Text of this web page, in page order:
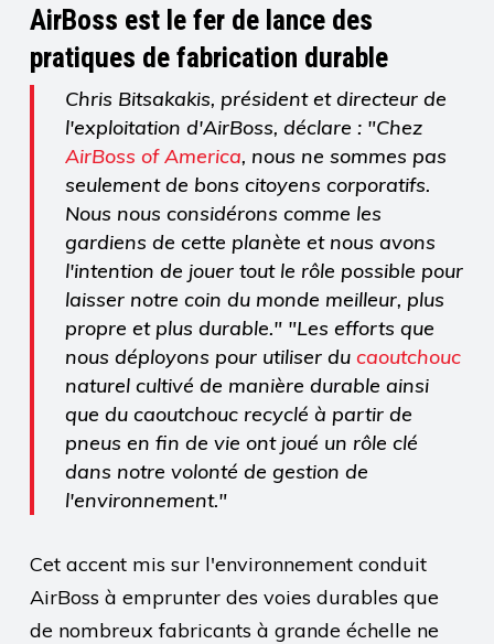
AirBoss est le fer de lance des
pratiques de fabrication durable
Chris Bitsakakis, président et directeur de
l'exploitation d'AirBoss, déclare : "Chez
AirBoss of America, nous ne sommes pas
seulement de bons citoyens corporatifs.
Nous nous considérons comme les
gardiens de cette planète et nous avons
l'intention de jouer tout le rôle possible pour
laisser notre coin du monde meilleur, plus
propre et plus durable." "Les efforts que
nous déployons pour utiliser ducaoutchouc
naturel cultivé de manière durable ainsi
que du caoutchouc recyclé à partir de
pneus en fin de vie ont joué un rôle clé
dans notre volonté de gestion de
l'environnement."
Cet accent mis sur l'environnement conduit
AirBoss à emprunter des voies durables que
de nombreux fabricants à grande échelle ne